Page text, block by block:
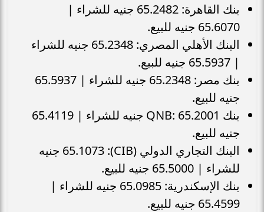
بنك القاهرة: 65.2482 جنيه للشراء |
65.6070 جنيه للبيع.
البنك الأهلي المصري: 65.2348 جنيه للشراء
| 65.5937 جنيه للبيع.
بنك مصر: 65.2348 جنيه للشراء | 65.5937
جنيه للبيع.
بنك QNB: 65.2001 جنيه للشراء | 65.4119
جنيه للبيع.
البنك التجاري الدولي (CIB): 65.1073 جنيه
للشراء | 65.5000 جنيه للبيع.
بنك الإسكندرية: 65.0985 جنيه للشراء |
65.4599 جنيه للبيع.